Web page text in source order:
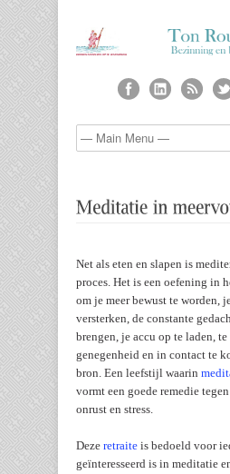
Net als eten en slapen is
proces. Het is een oefening in
om je meer bewust te worden,
versterken, de constante
brengen, je accu op te laden,
genegenheid en in contact te
bron. Een leefstijl waarin
vormt een goede remedie
onrust en stress.
Deze retraite is bedoeld voor
geïnteresseerd is in meditatie